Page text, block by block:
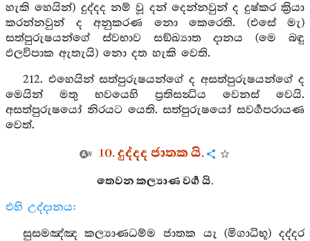
හැකි හෙයින්) දුද්දද නම් වූ දන් දෙන්නවුන් ද දුෂ්කර ක්‍රියා
කරන්නවුන් ද අනුකරණ නො කෙරෙති. (එසේ මැ)
සත්පුරුෂයන්ගේ ස්වභාව සඞ්ඛ්‍යාත දානය (මෙ බඳු
ඵලවිපාක ඇතැයි) නො දත හැකි වෙති.
212. එහෙයින් සත්පුරුෂයන්ගේ ද අසත්පුරුෂයන්ගේ ද
මෙයින් මතු භවයෙහි ප්‍රතිසන්‍ධිය වෙනස් වෙයි.
අසත්පුරුෂයෝ නිරයට යෙති. සත්පුරුෂයෝ සවර්‍ගපරායණ
වෙත්.
10. දුද්දද ජාතක යි.
තෙවන කල්‍යාණ වර්‍ග යි.
එහි උද්දානය:
සුසමඤ්ඤ කල්‍යාණධම්ම ජාතක යැ (මිගාධිභූ) දද්දර